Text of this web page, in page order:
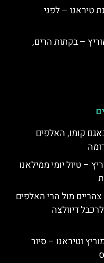
טיראנו – לפני
– בקתות הרים,
קומו, האלפים
– טיול יומי ממילאנו
מול הרי האלפים
דיוולצה
וטיראנו – סיור